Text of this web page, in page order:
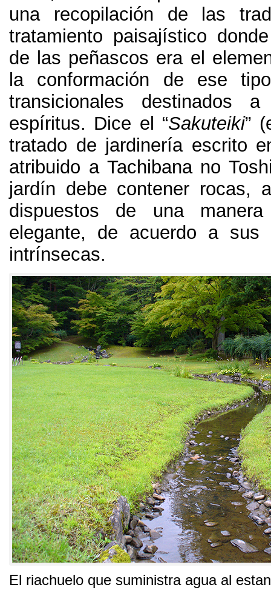
una recopilación de las
tratamiento paisajístico
de las peñascos era el
la conformación de ese
transicionales destinados
espíritus. Dice el “Sakuteiki” (
tratado de jardinería escrito
atribuido a Tachibana no
jardín debe contener rocas,
dispuestos de una
elegante, de acuerdo a sus
intrínsecas.
El riachuelo que suministra agua al